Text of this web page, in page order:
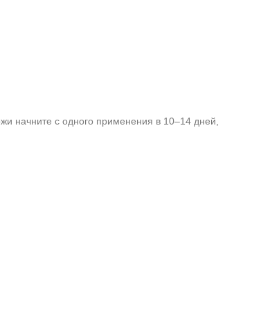
начните с одного применения в 10–14 дней,